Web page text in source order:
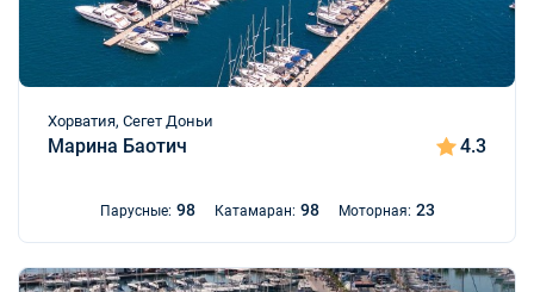
Хорватия, Сегет Доньи
Марина Баотич 4.3
Парусные: 98 Катамаран: 98 Моторная: 23